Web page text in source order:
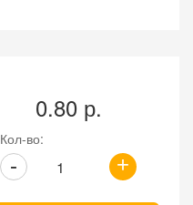
0.80 р.
Кол-во:
+
-